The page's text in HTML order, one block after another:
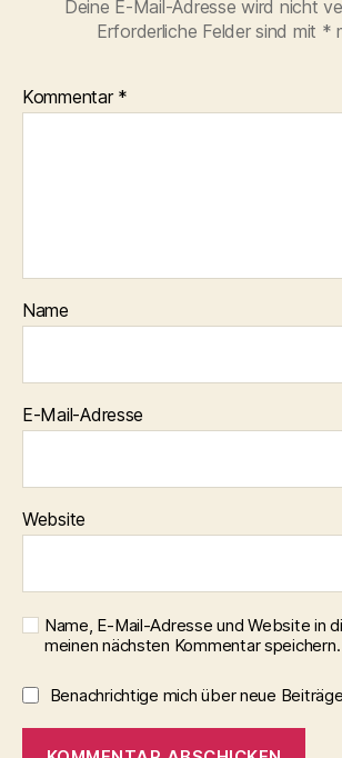
Deine E-Mail-Adresse wird nicht
Erforderliche Felder sind mit *
Kommentar *
Name
E-Mail-Adresse
Website
Name, E-Mail-Adresse und Website in
meinen nächsten Kommentar speichern.
Benachrichtige mich über neue